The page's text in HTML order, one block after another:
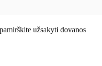
užsakyti dovanos